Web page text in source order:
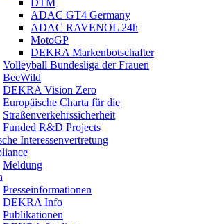
ADAC GT4 Germany
ADAC RAVENOL 24h
MotoGP
DEKRA Markenbotschafter
Volleyball Bundesliga der Frauen
BeeWild
DEKRA Vision Zero
Europäische Charta für die
Straßenverkehrssicherheit
Funded R&D Projects
Interessenvertretung
Meldung
Presseinformationen
DEKRA Info
Publikationen